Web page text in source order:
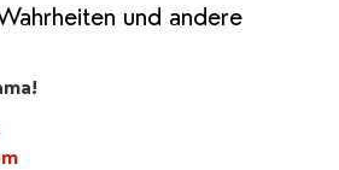
und andere